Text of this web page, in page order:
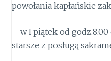
powołania kapłańskie
– w I piątek od
starsze z posługą